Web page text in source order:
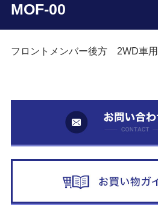
MOF-00
フロントメンバー後方 2WD車用